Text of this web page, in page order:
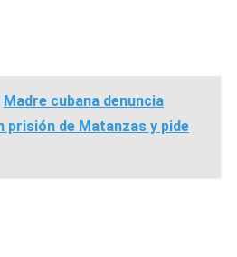
Madre cubana denuncia
prisión de Matanzas y pide